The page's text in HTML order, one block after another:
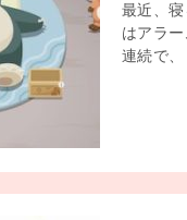
最近、
はアラ
連続で